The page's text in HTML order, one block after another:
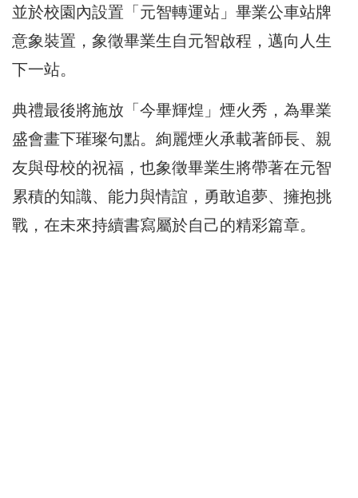
並於校園內設置「元智轉運站」畢業公車站牌
意象裝置，象徵畢業生自元智啟程，邁向人生
下一站。
典禮最後將施放「今畢輝煌」煙火秀，為畢業
盛會畫下璀璨句點。絢麗煙火承載著師長、親
友與母校的祝福，也象徵畢業生將帶著在元智
累積的知識、能力與情誼，勇敢追夢、擁抱挑
戰，在未來持續書寫屬於自己的精彩篇章。